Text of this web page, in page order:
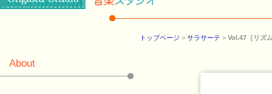
トップページ > サラサーテ > Vol.47［リズ
About